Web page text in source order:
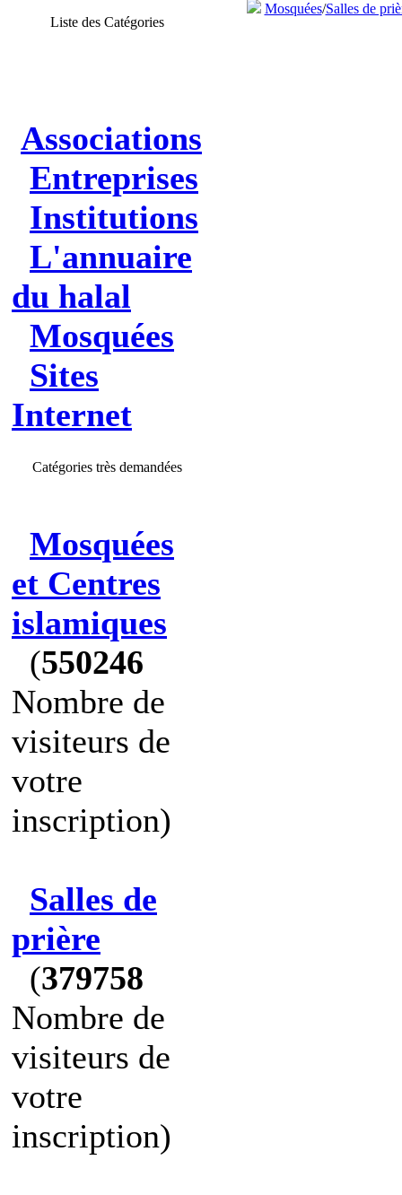
Liste des Catégories
Associations
Entreprises
Institutions
L'annuaire
du halal
Mosquées
Sites
Internet
Catégories très demandées
Mosquées
et Centres
islamiques
(550246
Nombre de
visiteurs de
votre
inscription)
Salles de
prière
(379758
Nombre de
visiteurs de
votre
inscription)
Mosquées/Salles de